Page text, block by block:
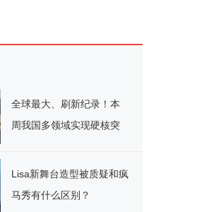
全球最大、刷新纪录！本
周我国多领域实现硬核突
Lisa新舞台造型被质疑和疯
马秀有什么区别？